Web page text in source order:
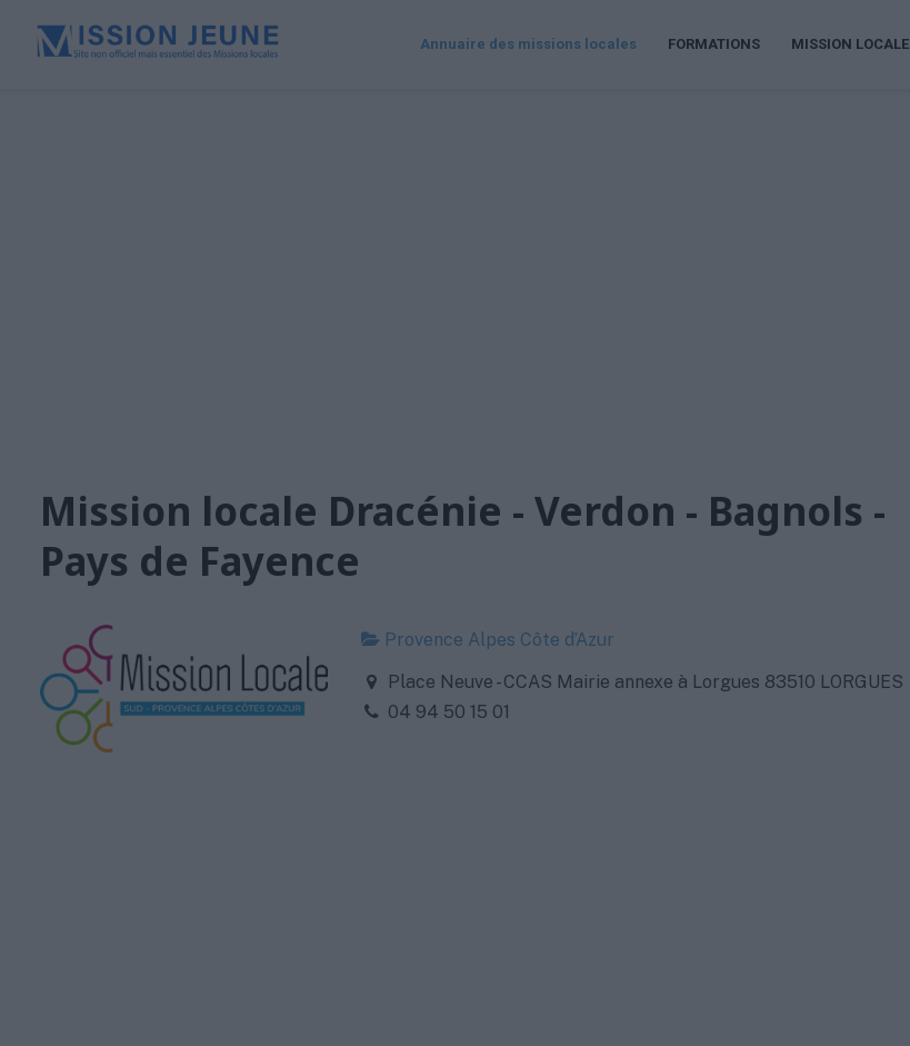
Annuaire des missions locales FORMATIONS MISSION LOCALE
Mission locale Dracénie - Verdon - Bagnols -
Pays de Fayence
Provence Alpes Côte d’Azur
Place Neuve - CCAS Mairie annexe à Lorgues 83510 LORGUES
04 94 50 15 01